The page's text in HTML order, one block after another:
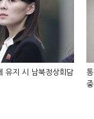
유지 시 남북정상회담